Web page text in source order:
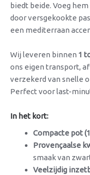
biedt beide. Voeg
door versgekookte
een mediterraan
Wij leveren binnen 1
ons eigen transport,
verzekerd van snelle
Perfect voor last-
In het kort:
Compacte pot
Provençaalse
smaak van
Veelzijdig